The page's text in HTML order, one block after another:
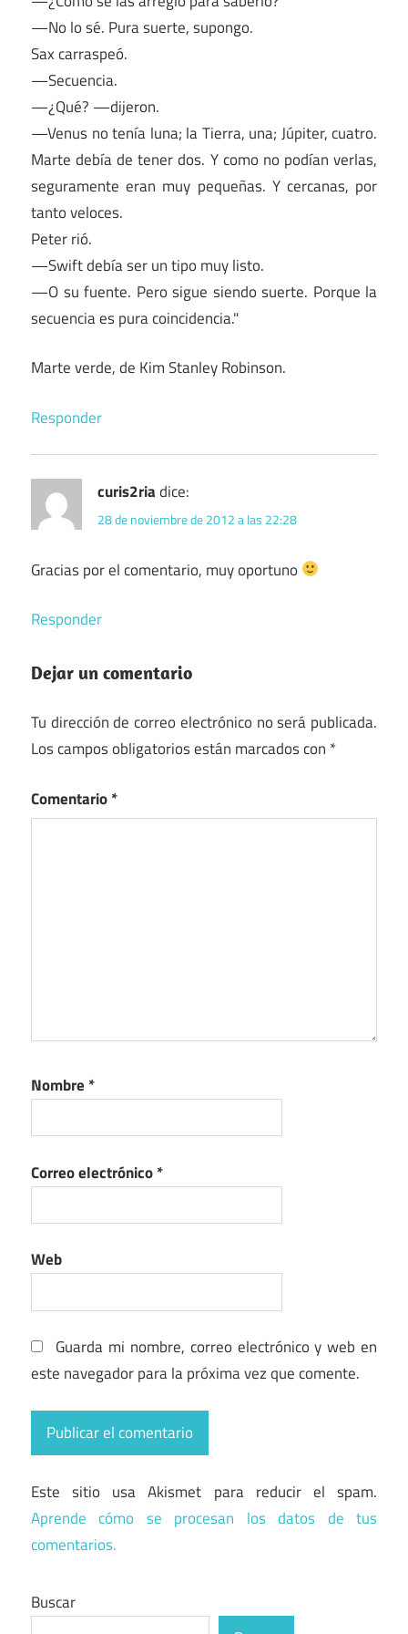
—No lo sé. Pura suerte, supongo.
Sax carraspeó.
—Secuencia.
—¿Qué? —dijeron.
—Venus no tenía luna; la Tierra, una; Júpiter, cuatro.
Marte debía de tener dos. Y como no podían verlas,
seguramente eran muy pequeñas. Y cercanas, por
tanto veloces.
Peter rió.
—Swift debía ser un tipo muy listo.
—O su fuente. Pero sigue siendo suerte. Porque la
secuencia es pura coincidencia."
Marte verde, de Kim Stanley Robinson.
Responder
curis2riadice:
28 de noviembre de 2012 a las 22:28
Gracias por el comentario, muy oportuno
Responder
Dejar un comentario
Tu dirección de correo electrónico no será publicada.
Los campos obligatorios están marcados con *
Comentario*
Nombre *
Correo electrónico*
Web
Guarda mi nombre, correo electrónico y web en
este navegador para la próxima vez que comente.
Este sitio usa Akismet para reducir el spam.
Aprende cómo se procesan los datos de tus
comentarios.
Buscar